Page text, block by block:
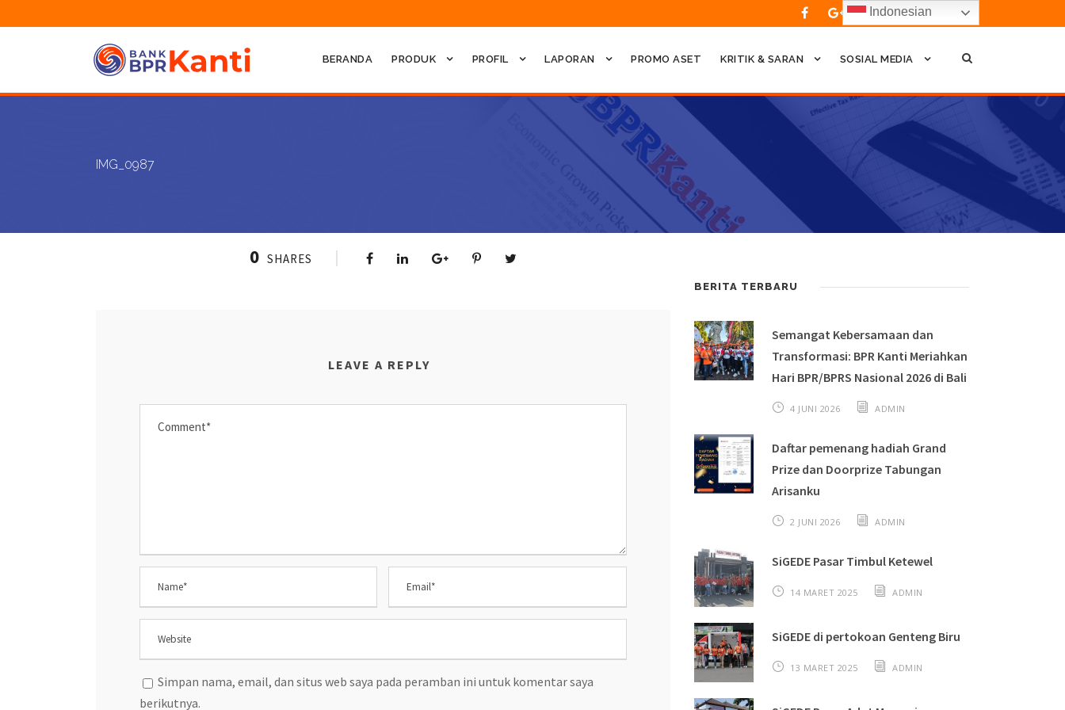
BERANDA PRODUK PROFIL LAPORAN PROMO ASET KRITIK & SARAN SOSIAL MEDIA
IMG_0987
0 SHARES
LEAVE A REPLY
Simpan nama, email, dan situs web saya pada peramban ini untuk komentar saya
berikutnya.
BERITA TERBARU
Semangat Kebersamaan dan
Transformasi: BPR Kanti Meriahkan
Hari BPR/BPRS Nasional 2026 di Bali
4 JUNI 2026 ADMIN
Daftar pemenang hadiah Grand
Prize dan Doorprize Tabungan
Arisanku
2 JUNI 2026 ADMIN
SiGEDE Pasar Timbul Ketewel
14 MARET 2025 ADMIN
SiGEDE di pertokoan Genteng Biru
13 MARET 2025 ADMIN
Indonesian